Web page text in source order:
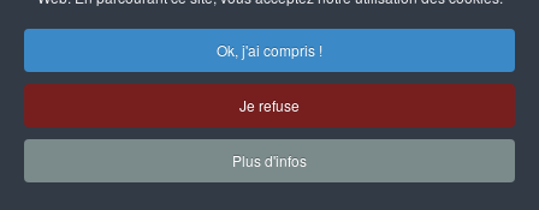
Lengereau, "l'agriculture urbaine est un sujet lié à la
ville dense et Montrouge peut être un modèle de
Ok, j'ai compris !
Je refuse
Plus d'infos